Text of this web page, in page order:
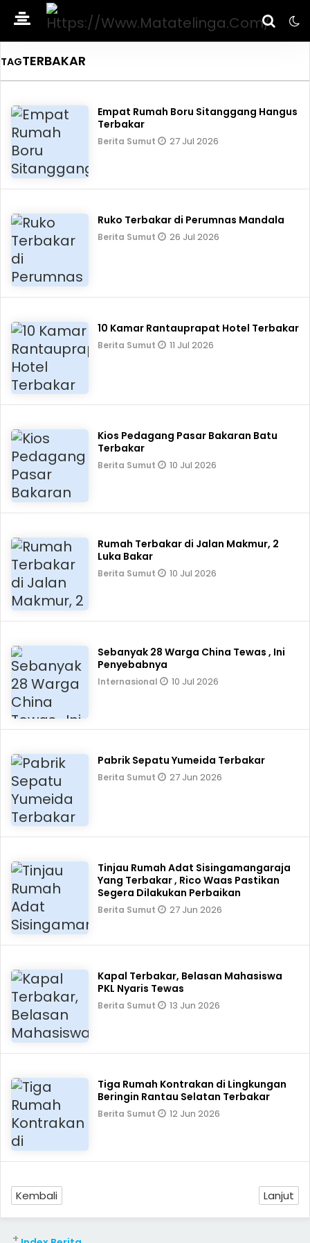
TAGTERBAKAR
Empat Rumah Boru Sitanggang Hangus
Terbakar
Berita Sumut 27 Jul 2026
Ruko Terbakar di Perumnas Mandala
Berita Sumut 26 Jul 2026
10 Kamar Rantauprapat Hotel Terbakar
Berita Sumut 11 Jul 2026
Kios Pedagang Pasar Bakaran Batu
Terbakar
Berita Sumut 10 Jul 2026
Rumah Terbakar di Jalan Makmur, 2
Luka Bakar
Berita Sumut 10 Jul 2026
Sebanyak 28 Warga China Tewas , Ini
Penyebabnya
Internasional 10 Jul 2026
Pabrik Sepatu Yumeida Terbakar
Berita Sumut 27 Jun 2026
Tinjau Rumah Adat Sisingamangaraja
Yang Terbakar , Rico Waas Pastikan
Segera Dilakukan Perbaikan
Berita Sumut 27 Jun 2026
Kapal Terbakar, Belasan Mahasiswa
PKL Nyaris Tewas
Berita Sumut 13 Jun 2026
Tiga Rumah Kontrakan di Lingkungan
Beringin Rantau Selatan Terbakar
Berita Sumut 12 Jun 2026
Kembali Lanjut
+